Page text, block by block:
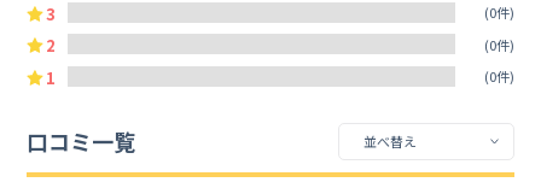
3 (0件)
2 (0件)
1 (0件)
口コミ一覧